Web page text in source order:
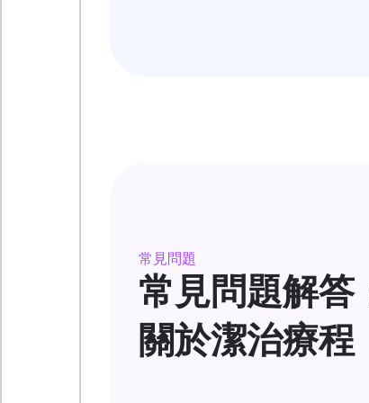
常見問題
常見問題解答
關於潔治療程